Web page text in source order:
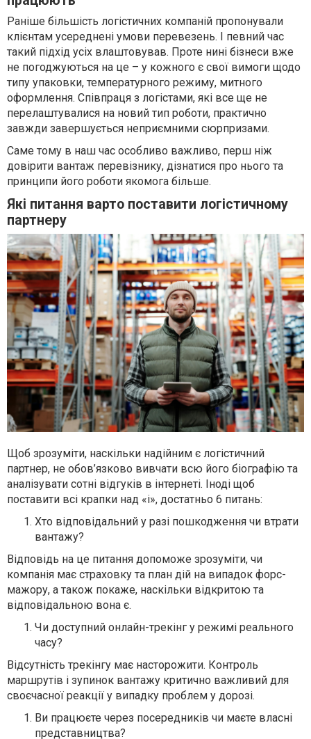
Раніше більшість логістичних компаній пропонували
клієнтам усереднені умови перевезень. І певний час
такий підхід усіх влаштовував. Проте нині бізнеси вже
не погоджуються на це – у кожного є свої вимоги щодо
типу упаковки, температурного режиму, митного
оформлення. Співпраця з логістами, які все ще не
перелаштувалися на новий тип роботи, практично
завжди завершується неприємними сюрпризами.
Саме тому в наш час особливо важливо, перш ніж
довірити вантаж перевізнику, дізнатися про нього та
принципи його роботи якомога більше.
Які питання варто поставити логістичному
партнеру
Щоб зрозуміти, наскільки надійним є логістичний
партнер, не обов’язково вивчати всю його біографію та
аналізувати сотні відгуків в інтернеті. Іноді щоб
поставити всі крапки над «і», достатньо 6 питань:
Хто відповідальний у разі пошкодження чи втрати
вантажу?
Відповідь на це питання допоможе зрозуміти, чи
компанія має страховку та план дій на випадок форс-
мажору, а також покаже, наскільки відкритою та
відповідальною вона є.
Чи доступний онлайн-трекінг у режимі реального
часу?
Відсутність трекінгу має насторожити. Контроль
маршрутів і зупинок вантажу критично важливий для
своєчасної реакції у випадку проблем у дорозі.
Ви працюєте через посередників чи маєте власні
представництва?